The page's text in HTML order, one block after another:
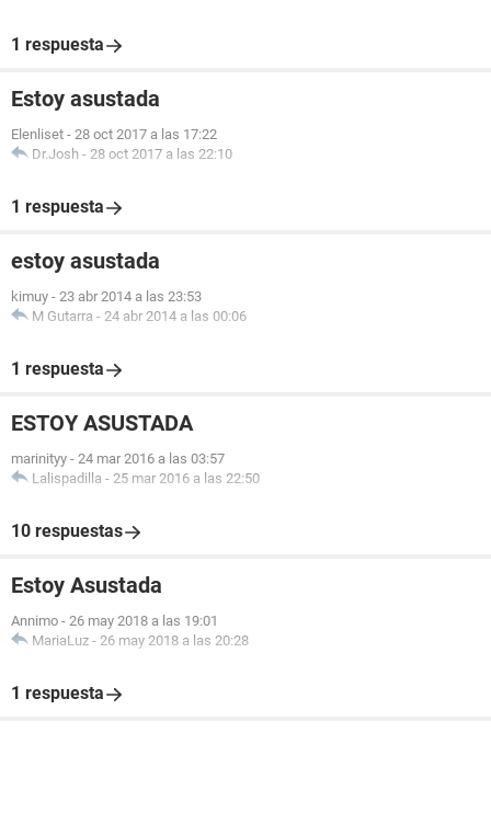
1 respuesta
Estoy asustada
Elenliset - 28 oct 2017 a las 17:22
Dr.Josh - 28 oct 2017 a las 22:10
1 respuesta
estoy asustada
kimuy - 23 abr 2014 a las 23:53
M Gutarra - 24 abr 2014 a las 00:06
1 respuesta
ESTOY ASUSTADA
marinityy - 24 mar 2016 a las 03:57
Lalispadilla - 25 mar 2016 a las 22:50
10 respuestas
Estoy Asustada
Annimo - 26 may 2018 a las 19:01
MariaLuz - 26 may 2018 a las 20:28
1 respuesta